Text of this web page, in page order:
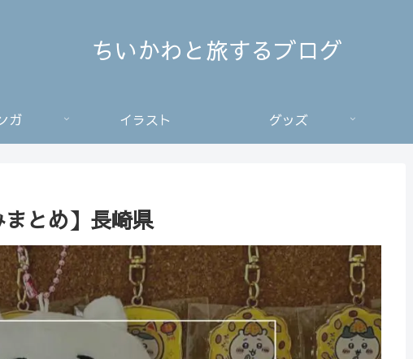
ちいかわと旅するブログ
ガ イラスト グッズ
まとめ】長崎県